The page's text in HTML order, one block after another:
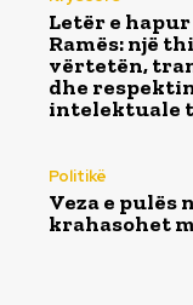
Letër e
Ramës: një
vërtetën,
dhe
intelektuale
Politikë
Veza e pulës
krahasohet